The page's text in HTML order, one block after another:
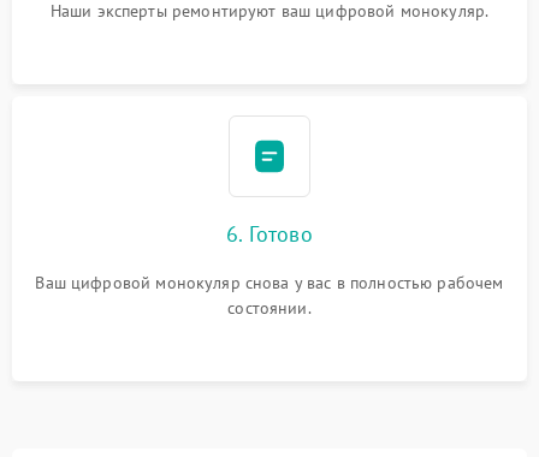
Наши эксперты ремонтируют ваш цифровой монокуляр.
6. Готово
Ваш цифровой монокуляр снова у вас в полностью рабочем
состоянии.